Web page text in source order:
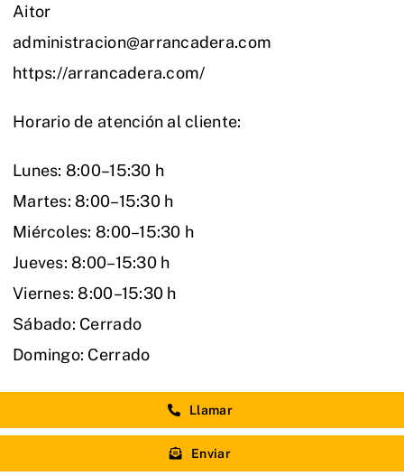
Aitor
administracion@arrancadera.com
https://arrancadera.com/
Horario de atención al cliente:
Lunes: 8:00–15:30 h
Martes: 8:00–15:30 h
Miércoles: 8:00–15:30 h
Jueves: 8:00–15:30 h
Viernes: 8:00–15:30 h
Sábado: Cerrado
Domingo: Cerrado
Llamar
Enviar